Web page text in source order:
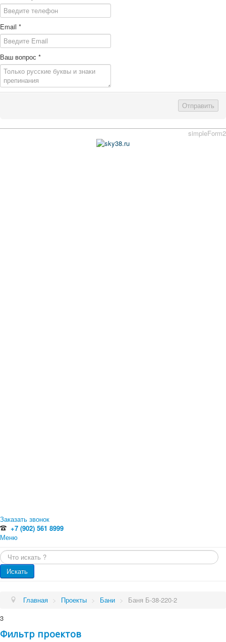
Email *
Ваш вопрос *
Отправить
simpleForm2
Заказать звонок
+7 (902) 561 8999
Меню
Каталог
Оцилиндрованное бревно
Профилированный брус
Погонажные изделия. Вагонка, планкен, доска пола
Малые архитектурные формы
Бани от 70 кв.м.
Главная
Каталог
Проекты
Цены
Искать...
Искать
Главная > Проекты > Бани >
Баня Б-38-220-2
3
Фильтр проектов